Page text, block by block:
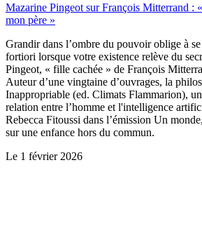
Mazarine Pingeot sur François Mitterrand :
mon père »
Grandir dans l’ombre du pouvoir oblige à
fortiori lorsque votre existence relève du
Pingeot, « fille cachée » de François
Auteur d’une vingtaine d’ouvrages, la
Inappropriable (ed. Climats Flammarion),
relation entre l’homme et l'intelligence
Rebecca Fitoussi dans l’émission Un
sur une enfance hors du commun.
Le 1 février 2026